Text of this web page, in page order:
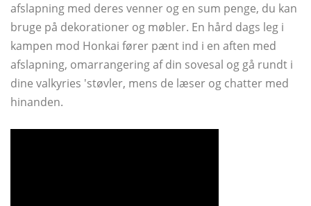
afslapning med deres venner og en sum penge, du kan
bruge på dekorationer og møbler. En hård dags leg i
kampen mod Honkai fører pænt ind i en aften med
afslapning, omarrangering af din sovesal og gå rundt i
dine valkyries 'støvler, mens de læser og chatter med
hinanden.